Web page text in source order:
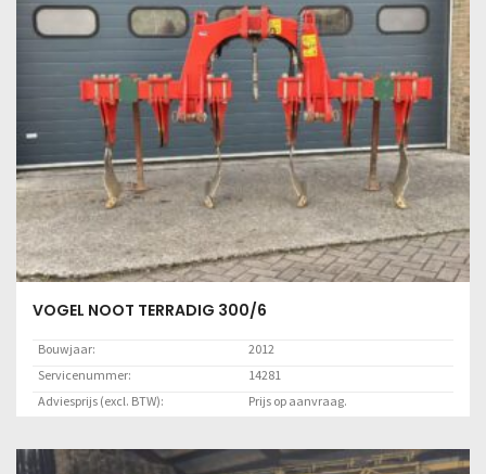
VOGEL NOOT TERRADIG 300/6
Bouwjaar:
2012
Servicenummer:
14281
Adviesprijs (excl. BTW):
Prijs op aanvraag.